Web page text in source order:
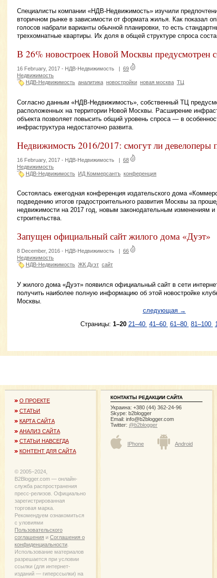
Специалисты компании «НДВ-Недвижимость» изучили
вторичном рынке в зависимости от формата жилья. Как показал
голосов набрали варианты обычной планировки, то есть
трехкомнатные квартиры. Их доля в общей структуре спроса
В 26% новостроек Новой Москвы предусмотрен
16 February, 2017 - НДВ-Недвижимость | 69
Недвижимость
НДВ-Недвижимость аналитика новостройки новая москва ТЦ
Согласно данным «НДВ-Недвижимость», собственный ТЦ
расположенных на территории Новой Москвы. Расширение
объекта позволяет повысить общий уровень спроса — в
инфраструктура недостаточно развита.
Недвижимость 2016/2017: смогут ли девелоперы
16 February, 2017 - НДВ-Недвижимость | 68
Недвижимость
НДВ-Недвижимость ИД Коммерсантъ конференция
Состоялась ежегодная конференция издательского дома
подведению итогов градостроительного развития Москвы за
недвижимости на 2017 год, новым законодательным изменениям и
строительства.
Запущен официальный сайт жилого дома «Дуэт»
8 December, 2016 - НДВ-Недвижимость
66
Недвижимость
НДВ-Недвижимость ЖК Дуэт сайт
У жилого дома «Дуэт» появился официальный сайт в сети
получить наиболее полную информацию об этой новостройке
Москвы.
следующая →
Страницы: 1–20 21–40 41–60 61–80 81–100
О ПРОЕКТЕ
СТАТЬИ
КАРТА САЙТА
АНАЛИЗ САЙТА
СТАТЬИ НАВСЕГДА
КОНТЕНТ ДЛЯ САЙТА
© 2005−2024,
B2Blogger.com — онлайн-
служба распространения
пресс-релизов. Официально
зарегистрированная
торговая марка.
Рекомендуем ознакомиться
с уловиями
Пользовательского
соглашения и Соглашения о
конфиденциальности
Использование материалов
разрешается при условии
ссылки (для интернет-
изданий — гиперссылки) на
КОНТАКТЫ РЕДАКЦИИ САЙТА
Украина: +380 (44) 362-24-96
Skype: b2blogger
Email: info@b2blogger.com
Twitter: @b2blogger
IPhone Android